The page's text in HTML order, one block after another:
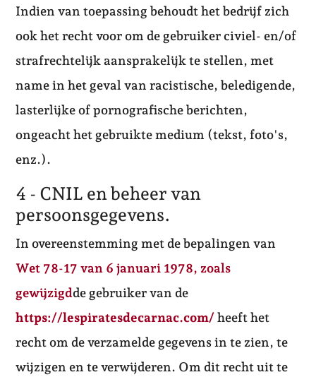
Indien van toepassing behoudt het bedrijf zich
ook het recht voor om de gebruiker civiel- en/of
strafrechtelijk aansprakelijk te stellen, met
name in het geval van racistische, beledigende,
lasterlijke of pornografische berichten,
ongeacht het gebruikte medium (tekst, foto's,
enz.).
4 - CNIL en beheer van
persoonsgegevens.
In overeenstemming met de bepalingen van
Wet 78-17 van 6 januari 1978, zoals
gewijzigdde gebruiker van de
https://lespiratesdecarnac.com/heeft het
recht om de verzamelde gegevens in te zien, te
wijzigen en te verwijderen. Om dit recht uit te